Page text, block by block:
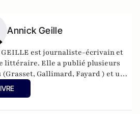
Annick Geille
est journaliste-écrivain et
littéraire. Elle a publié plusieurs
(Grasset, Gallimard, Fayard ) et un
Le nouvel Homme » (Lattès) Elle a
autres le prix du Premier